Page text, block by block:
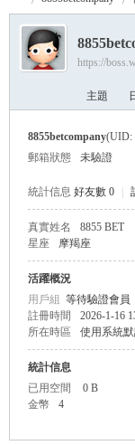
限
›
https://
主題
8855betcompany(UID:
郵箱狀態
未驗證
統計信息 好友數 0
真實姓名 8855 BET
星座
摩羯座
活躍概況
用戶組 等待驗證會員
註冊時間
2026-1-16
所在時區
使用系統
統計信息
已用空間
0 B
金幣
4